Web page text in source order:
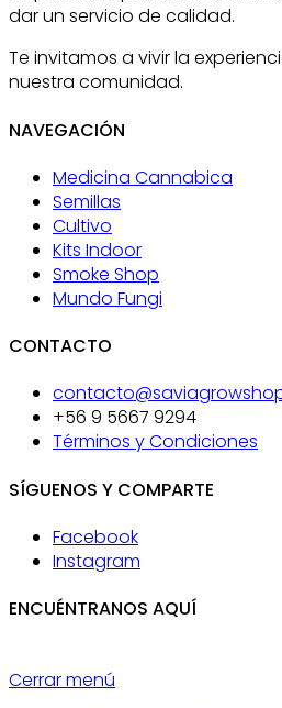
dar un servicio de calidad.
Te invitamos a vivir la
nuestra comunidad.
NAVEGACIÓN
Medicina Cannabica
Semillas
Cultivo
Kits Indoor
Smoke Shop
Mundo Fungi
CONTACTO
+56 9 5667 9294
Términos y Condiciones
SÍGUENOS Y COMPARTE
Facebook
Instagram
ENCUÉNTRANOS AQUÍ
Cerrar menú